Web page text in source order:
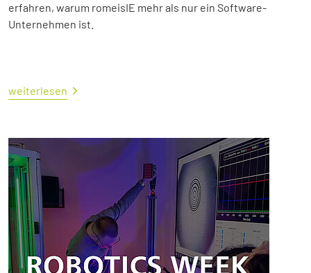
erfahren, warum romeisIE mehr als nur ein Software-
Unternehmen ist.
weiterlesen